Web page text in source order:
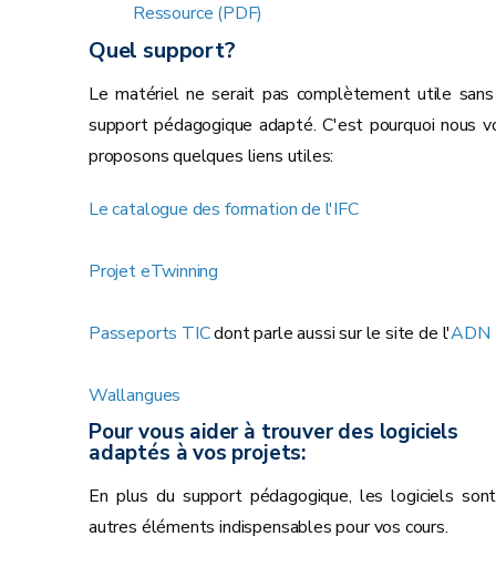
Ressource (PDF)
Quel support?
Le matériel ne serait pas complètement utile
support pédagogique adapté. C'est pourquoi nous
proposons quelques liens utiles:
Le catalogue des formation de l'IFC
Projet eTwinning
Passeports TICdont parle aussi sur le site de l'ADN
Wallangues
Pour vous aider à trouver des logiciels
adaptés à vos projets:
En plus du support pédagogique, les logiciels
autres éléments indispensables pour vos cours.